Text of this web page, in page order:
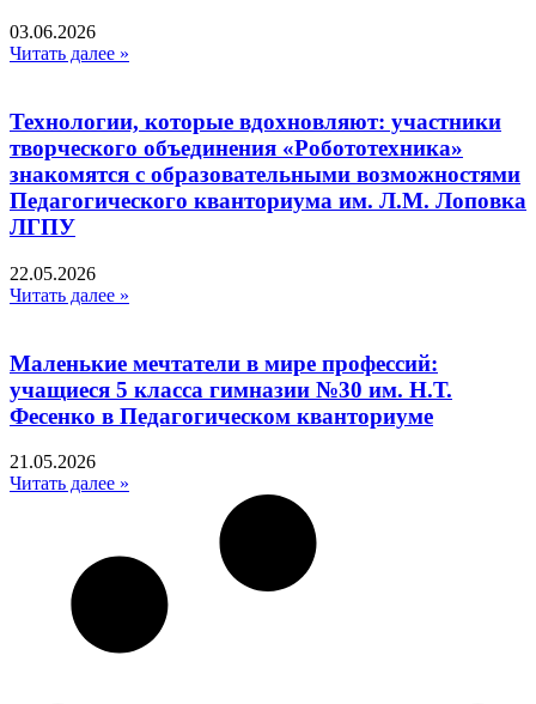
03.06.2026
Читать далее »
Технологии, которые вдохновляют: участники
творческого объединения «Робототехника»
знакомятся с образовательными возможностями
Педагогического кванториума им. Л.М. Лоповка
ЛГПУ
22.05.2026
Читать далее »
Маленькие мечтатели в мире профессий:
учащиеся 5 класса гимназии №30 им. Н.Т.
Фесенко в Педагогическом кванториуме
21.05.2026
Читать далее »